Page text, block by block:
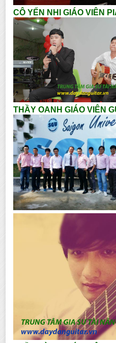
CÔ YẾN NHI GIÁO VIÊN
THẦY OANH GIÁO VIÊN